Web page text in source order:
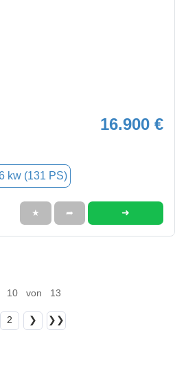
16.900 €
kw (131 PS)
★ ➦ ➜
von 13
2 ❯ ❯❯